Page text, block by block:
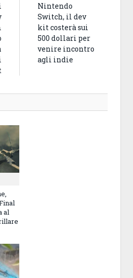
Nintendo
Switch, il dev
kit costerà sui
500 dollari per
venire incontro
agli indie
al